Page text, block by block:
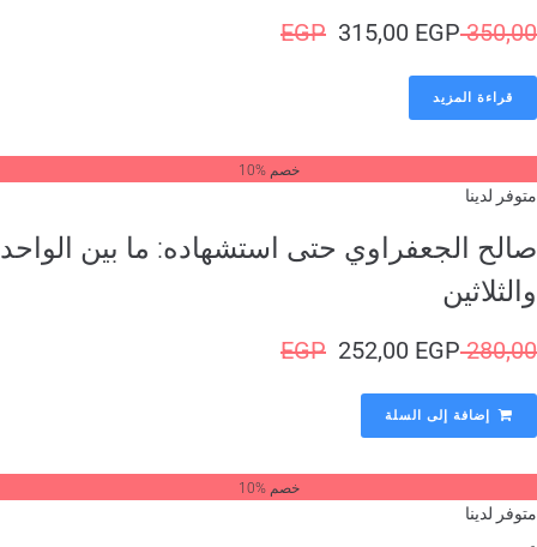
EGP 315,00EGP
قراءة المزيد
خصم %10
لدينا
الجعفراوي حتى استشهاده: ما بين الواحد
EGP 252,00EGP
إضافة إلى السلة
خصم %10
لدينا